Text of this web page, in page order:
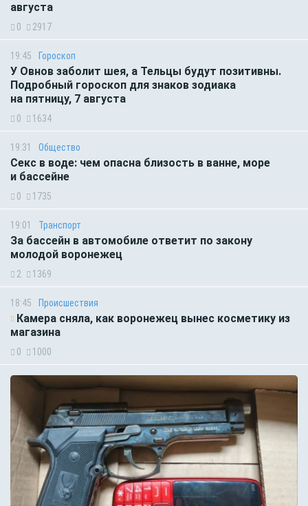
августа
0 2917
19:45 Гороскоп
У Овнов заболит шея, а Тельцы будут позитивны.
Подробный гороскоп для знаков зодиака
на пятницу, 7 августа
0 1634
19:31 Общество
Секс в воде: чем опасна близость в ванне, море
и бассейне
0 1735
19:01 Транспорт
За бассейн в автомобиле ответит по закону
молодой воронежец
2 1369
18:45 Происшествия
Камера сняла, как воронежец вынес косметику из
магазина
0 1000